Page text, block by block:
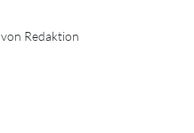
von Redaktion